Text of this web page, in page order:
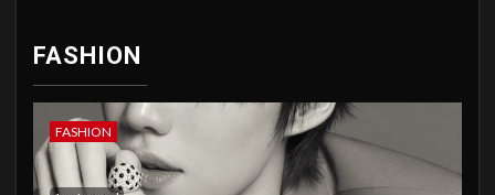
FASHION
FASHION